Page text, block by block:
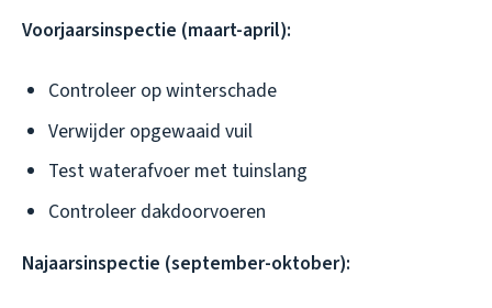
Voorjaarsinspectie (maart-april):
Controleer op winterschade
Verwijder opgewaaid vuil
Test waterafvoer met tuinslang
Controleer dakdoorvoeren
Najaarsinspectie (september-oktober):